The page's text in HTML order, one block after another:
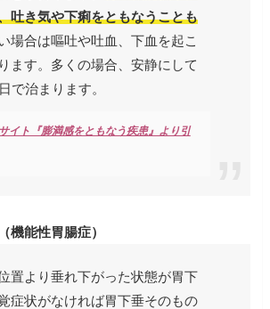
吐き気や下痢をともなうことも
場合は嘔吐や吐血、下血を起こ
ます。多くの場合、安静にして
で治まります。
イト『膨満感をともなう疾患』より引
機能性胃腸症）
置より垂れ下がった状態が胃下
症状がなければ胃下垂そのもの